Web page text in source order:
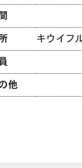
キウイフ
他